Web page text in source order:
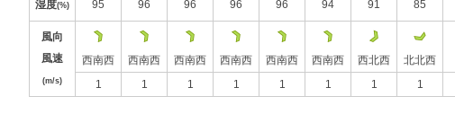
湿度(%) 95 96 96 96 96 94 91 85
風向
風速
(m/s)
西南西 西南西 西南西 西南西 西南西 西南西 西北西 北北西
1
1 1 1 1 1 1 1